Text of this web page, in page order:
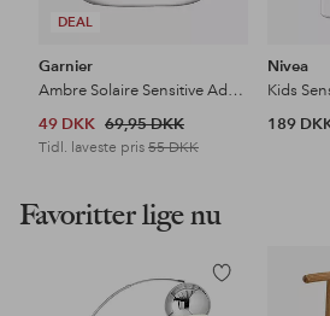
DEAL
Garnier
Ambre Solaire Sensitive Advanced Kids Roll-On SPF50+ 18 G
49 DKK 69,95 DKK
Tidl. laveste pris 55 DKK
Nivea
189
Favoritter lige nu
Tilføj
til